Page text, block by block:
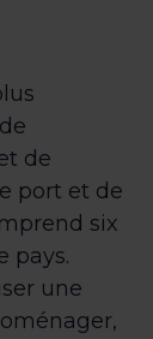
de
port et de
six
pays.
une